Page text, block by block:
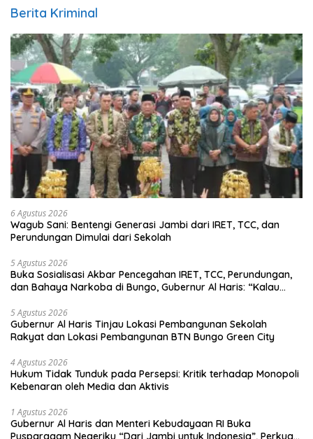
Berita Kriminal
6 Agustus 2026
Wagub Sani: Bentengi Generasi Jambi dari IRET, TCC, dan
Perundungan Dimulai dari Sekolah
5 Agustus 2026
Buka Sosialisasi Akbar Pencegahan IRET, TCC, Perundungan,
dan Bahaya Narkoba di Bungo, Gubernur Al Haris: “Kalau
tangan”
5 Agustus 2026
Gubernur Al Haris Tinjau Lokasi Pembangunan Sekolah
Rakyat dan Lokasi Pembangunan BTN Bungo Green City
4 Agustus 2026
Hukum Tidak Tunduk pada Persepsi: Kritik terhadap Monopoli
Kebenaran oleh Media dan Aktivis
1 Agustus 2026
Gubernur Al Haris dan Menteri Kebudayaan RI Buka
Pusparagam Negeriku “Dari Jambi untuk Indonesia”, Perkuat